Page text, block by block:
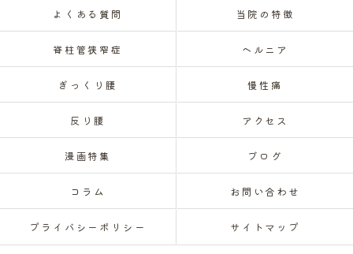
よくある質問 当院の特徴
脊柱管狭窄症 ヘルニア
ぎっくり腰 慢性痛
反り腰 アクセス
漫画特集 ブログ
コラム お問い合わせ
プライバシーポリシー サイトマップ